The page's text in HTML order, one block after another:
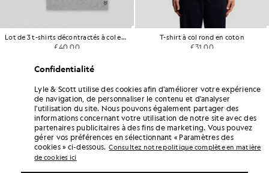
Lot de 3 t-shirts décontractés à col en V T-shirt à col rond en
Confidentialité
Lyle & Scott utilise des cookies afin d'améliorer votre expérience
de navigation, de personnaliser le contenu et d'analyser
l'utilisation du site. Nous pouvons également partager des
informations concernant votre utilisation de notre site avec des
partenaires publicitaires à des fins de marketing. Vous pouvez
gérer vos préférences en sélectionnant « Paramètres des
cookies » ci-dessous. Consultez notre politique complète en matière
de cookies ici